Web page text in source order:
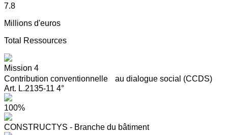
7.8
Millions d'euros
Total Ressources
Mission 4
Contribution conventionnelle au dialogue social (CCDS)
Art. L.2135-11 4°
100%
CONSTRUCTYS - Branche du bâtiment